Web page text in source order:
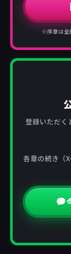
※序章は全
登録いただく
各章の続き（